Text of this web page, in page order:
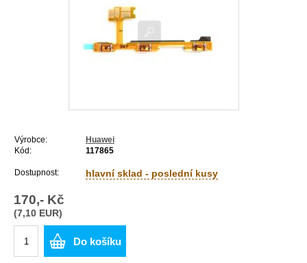
Výrobce:
Huawei
Kód:
117865
Dostupnost: hlavní sklad - poslední kusy
170,- Kč
(7,10 EUR)
Do košíku